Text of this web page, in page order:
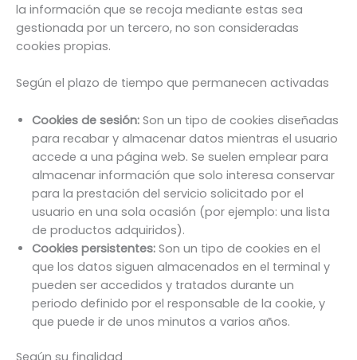
la información que se recoja mediante estas sea
gestionada por un tercero, no son consideradas
cookies propias.
Según el plazo de tiempo que permanecen activadas
Cookies de sesión: Son un tipo de cookies diseñadas
para recabar y almacenar datos mientras el usuario
accede a una página web. Se suelen emplear para
almacenar información que solo interesa conservar
para la prestación del servicio solicitado por el
usuario en una sola ocasión (por ejemplo: una lista
de productos adquiridos).
Cookies persistentes: Son un tipo de cookies en el
que los datos siguen almacenados en el terminal y
pueden ser accedidos y tratados durante un
periodo definido por el responsable de la cookie, y
que puede ir de unos minutos a varios años.